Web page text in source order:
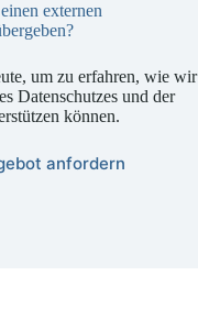
externen
um zu erfahren, wie wir
Datenschutzes und der
können.
anfordern